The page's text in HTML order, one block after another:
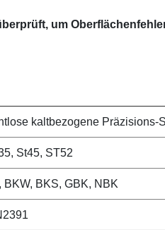
um
kaltbezogene Präzisions-
St45, ST52
BKW, BKS, GBK, NBK